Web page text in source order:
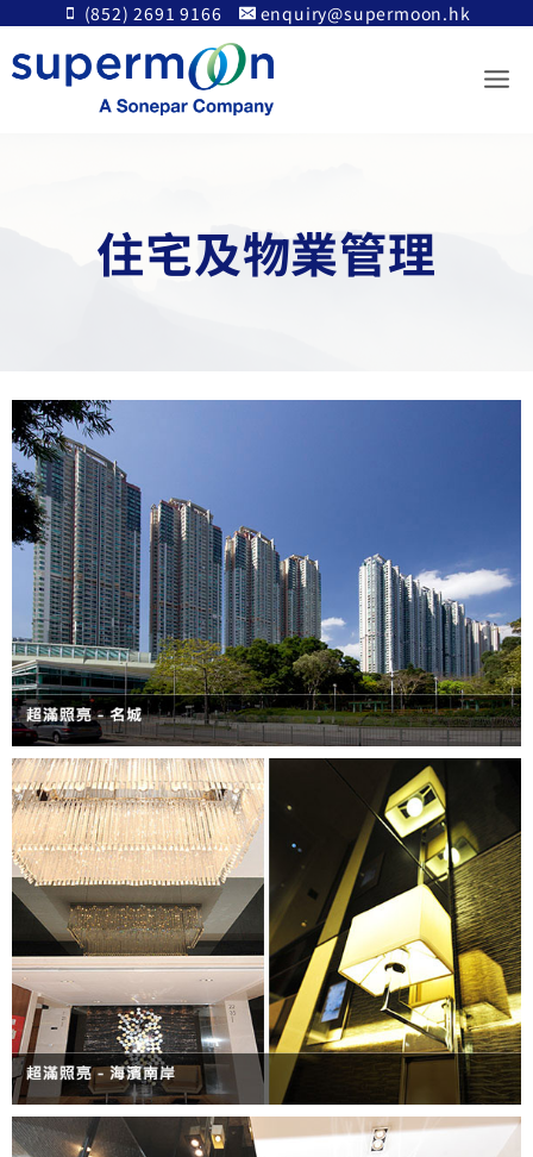
content
(852) 2691 9166 enquiry@supermoon.hk
住宅及物業管理